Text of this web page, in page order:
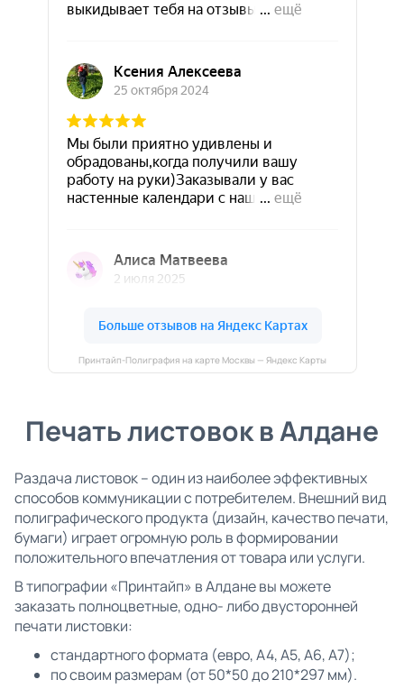
Принтайп-Полиграфия на карте Москвы — Яндекс Карты
Печать листовок в Алдане
Раздача листовок – один из наиболее эффективных
способов коммуникации с потребителем. Внешний вид
полиграфического продукта (дизайн, качество печати,
бумаги) играет огромную роль в формировании
положительного впечатления от товара или услуги.
В типографии «Принтайп» в Алдане вы можете
заказать полноцветные, одно- либо двусторонней
печати листовки:
стандартного формата (евро, А4, А5, А6, А7);
по своим размерам (от 50*50 до 210*297 мм).